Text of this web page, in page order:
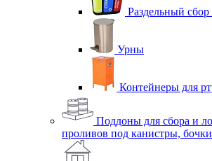
Раздельный сбор
Урны
Контейнеры для
Поддоны для сбора и
проливов под канистры,